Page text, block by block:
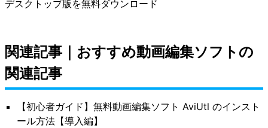
デスクトップ版 を無料ダウンロード
関連記事｜おすすめ動画編集ソフトの
関連記事
【初心者ガイド】無料動画編集ソフト AviUtl のインスト
ール方法【導入編】